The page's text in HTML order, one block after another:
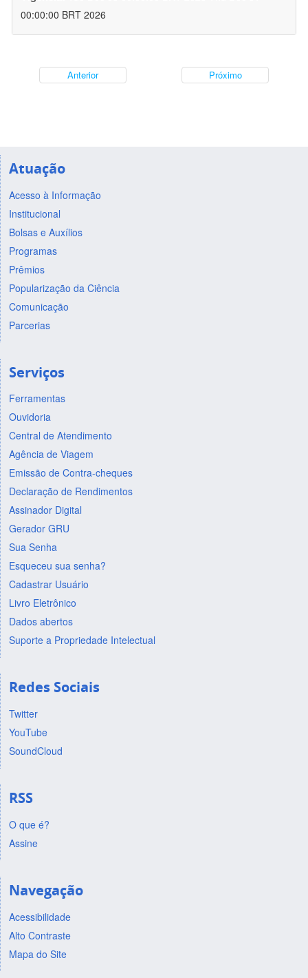
00:00:00 BRT 2026
Anterior Próximo
Atuação
Acesso à Informação
Institucional
Bolsas e Auxílios
Programas
Prêmios
Popularização da Ciência
Comunicação
Parcerias
Serviços
Ferramentas
Ouvidoria
Central de Atendimento
Agência de Viagem
Emissão de Contra-cheques
Declaração de Rendimentos
Assinador Digital
Gerador GRU
Sua Senha
Esqueceu sua senha?
Cadastrar Usuário
Livro Eletrônico
Dados abertos
Suporte a Propriedade Intelectual
Redes Sociais
Twitter
YouTube
SoundCloud
RSS
O que é?
Assine
Navegação
Acessibilidade
Alto Contraste
Mapa do Site